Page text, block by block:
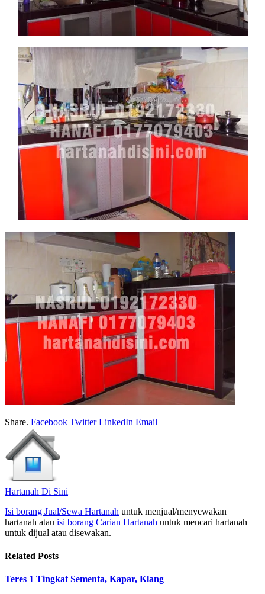
Share. Facebook Twitter LinkedIn Email
Hartanah Di Sini
Isi borang Jual/Sewa Hartanah untuk menjual/menyewakan
hartanah atau isi borang Carian Hartanah untuk mencari hartanah
untuk dijual atau disewakan.
Related Posts
Teres 1 Tingkat Sementa, Kapar, Klang